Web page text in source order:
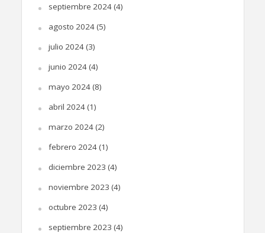
septiembre 2024(4)
agosto 2024(5)
julio 2024(3)
junio 2024(4)
mayo 2024(8)
abril 2024(1)
marzo 2024(2)
febrero 2024(1)
diciembre 2023 (4)
noviembre 2023 (4)
octubre 2023 (4)
septiembre 2023 (4)